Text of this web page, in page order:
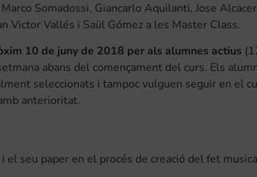
Somadossi, Giancarlo Aquilanti, Jose
Victor Vallés i Saül Gómez a les Master Class.
10 de juny de 2018 per als alumnes actius
abans del començament del curs. Els
seleccionats i tampoc vulguen seguir en el
anterioritat.
el seu paper en el procés de creació del fet